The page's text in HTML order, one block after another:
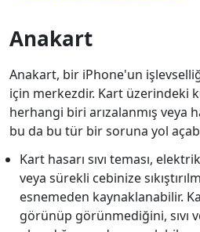
Anakart
Anakart, bir iPhone'un
için merkezdir. Kart üzerindeki
herhangi biri arızalanmış veya
bu da bu tür bir soruna yol
Kart hasarı sıvı teması,
veya sürekli cebinize
esnemeden kaynaklanabilir.
görünüp görünmediğini, sıvı